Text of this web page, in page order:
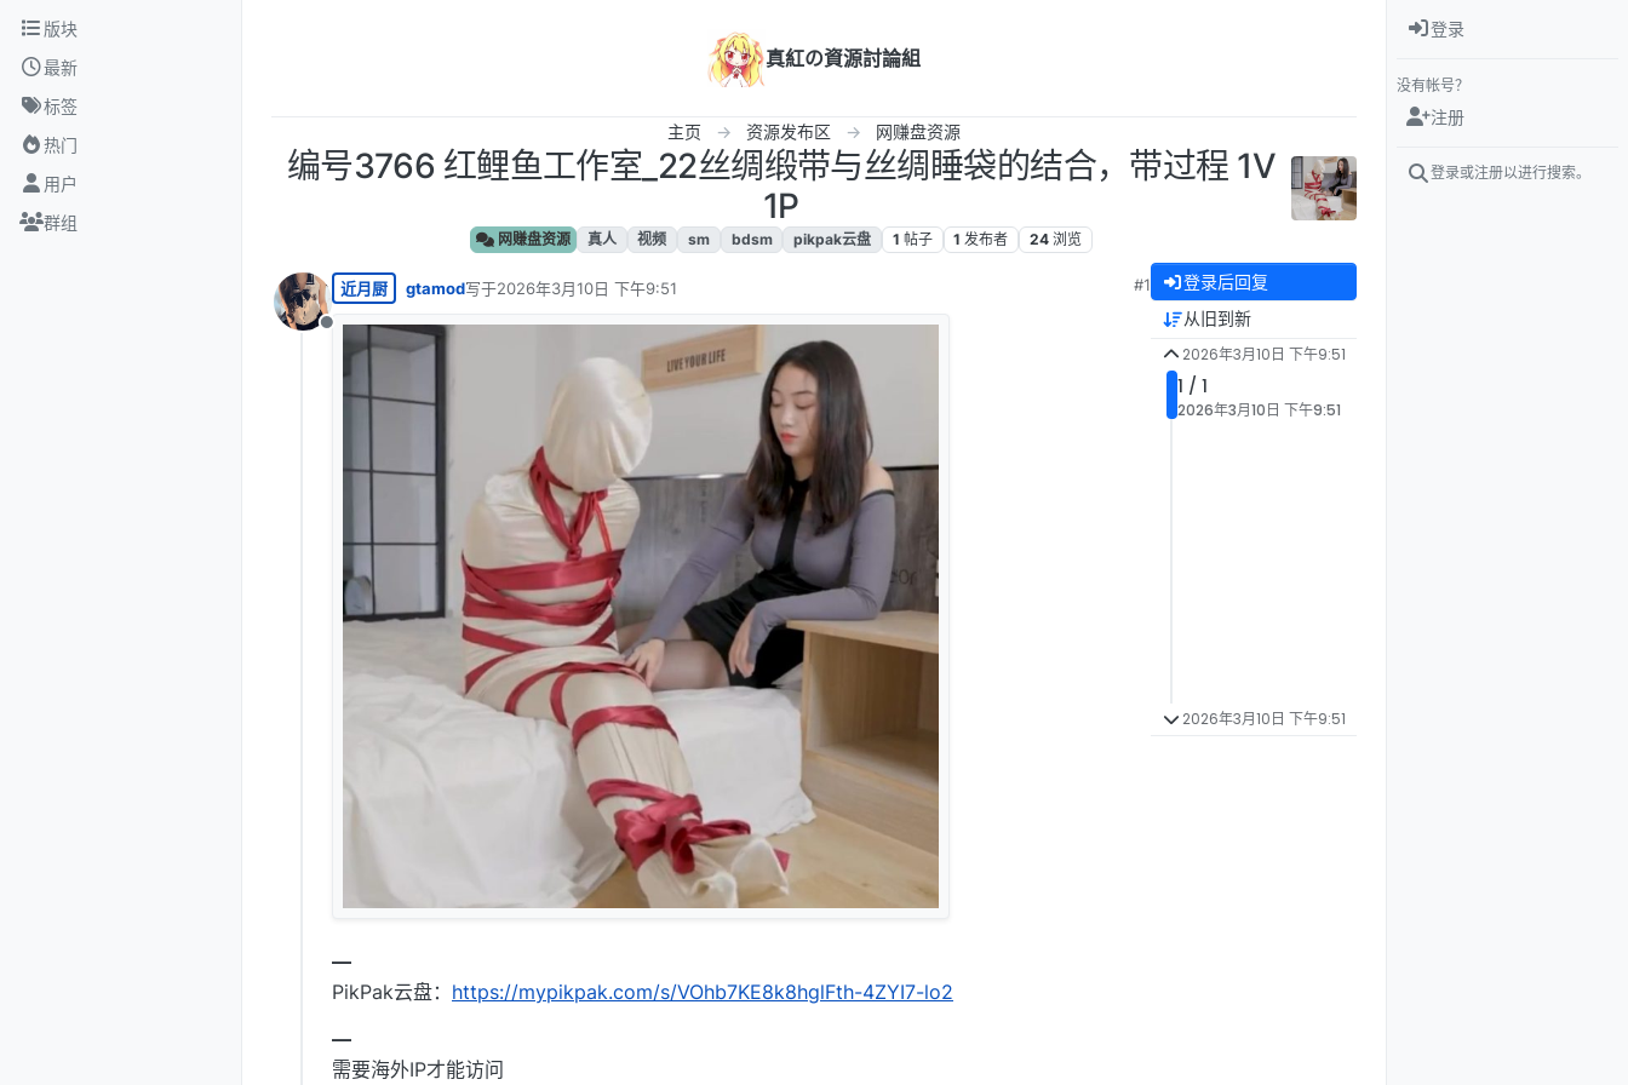
跳转至内容
版块
最新
标签
热门
用户
群组
真紅の資源討論組
主页 资源发布区 网赚盘资源
编号3766 红鲤鱼工作室_22丝绸缎带与丝绸睡袋的结合，带过程 1V
1P
网赚盘资源 真人 视频 sm bdsm pikpak云盘 1 帖子 1 发布者 24 浏览
离线
近月厨 gtamod写于2026年3月10日 下午9:51
最后由 编辑
#1
━
PikPak云盘： https://mypikpak.com/s/VOhb7KE8k8hglFth-4ZYI7-lo2
━
需要海外IP才能访问
登录后回复
从旧到新
2026年3月10日 下午9:51
1 / 1
2026年3月10日 下午9:51
2026年3月10日 下午9:51
登录
没有帐号？
注册
登录或注册以进行搜索。